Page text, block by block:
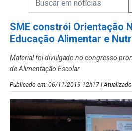
SME constrói Orientação
Educação Alimentar e
Material foi divulgado no congresso
de Alimentação Escolar
Publicado em: 06/11/2019 12h17 |